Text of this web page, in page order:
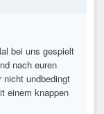
bei uns gespielt
nach euren
nicht undbedingt
einem knappen